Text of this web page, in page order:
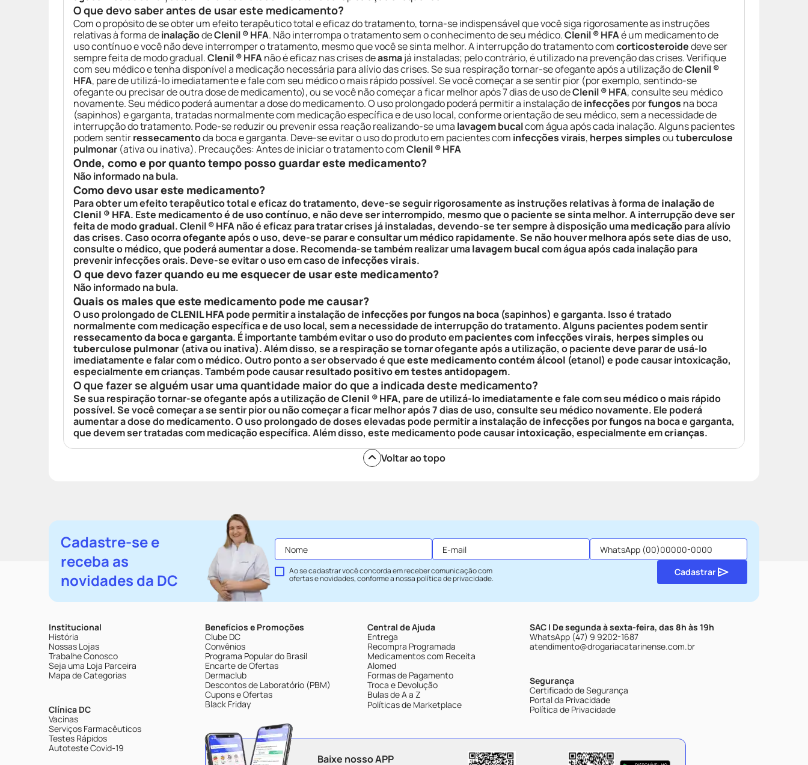
O que devo saber antes de usar este medicamento?
Com o propósito de se obter um efeito terapêutico total e eficaz do tratamento, torna-se indispensável que você siga rigorosamente as instruções
relativas à forma deinalaçãodeClenil ® HFA. Não interrompa o tratamento sem o conhecimento de seu médico.Clenil ® HFAé um medicamento de
uso contínuo e você não deve interromper o tratamento, mesmo que você se sinta melhor. A interrupção do tratamento comcorticosteroidedeve ser
sempre feita de modo gradual.Clenil ® HFAnão é eficaz nas crises deasmajá instaladas; pelo contrário, é utilizado na prevenção das crises. Verifique
com seu médico e tenha disponível a medicação necessária para alívio das crises. Se sua respiração tornar-se ofegante após a utilização deClenil ®
HFA, pare de utilizá-lo imediatamente e fale com seu médico o mais rápido possível. Se você começar a se sentir pior (por exemplo, sentindo-se
ofegante ou precisar de outra dose de medicamento), ou se você não começar a ficar melhor após 7 dias de uso deClenil ® HFA, consulte seu médico
novamente. Seu médico poderá aumentar a dose do medicamento. O uso prolongado poderá permitir a instalação deinfecções porfungos na boca
(sapinhos) e garganta, tratadas normalmente com medicação específica e de uso local, conforme orientação de seu médico, sem a necessidade de
interrupção do tratamento. Pode-se reduzir ou prevenir essa reação realizando-se uma lavagem bucalcom água após cada inalação. Alguns pacientes
podem sentirressecamentoda boca e garganta. Deve-se evitar o uso do produto em pacientes com infecções virais, herpes simplesoutuberculose
pulmonar (ativa ou inativa). Precauções: Antes de iniciar o tratamento comClenil ® HFA
Onde, como e por quanto tempo posso guardar este medicamento?
Não informado na bula.
Como devo usar este medicamento?
Para obter um efeito terapêutico total e eficaz do tratamento, deve-se seguir rigorosamente as instruções relativas à forma de inalaçãode
Clenil ® HFA. Este medicamento é de uso contínuo, e não deve ser interrompido, mesmo que o paciente se sinta melhor. A interrupção deve ser
feita de modogradual. Clenil ® HFA não é eficaz para tratar crises já instaladas, devendo-se ter sempre à disposição umamedicaçãopara alívio
das crises. Caso ocorraofeganteapós o uso, deve-se parar e consultar um médico rapidamente. Se não houver melhora após sete dias de uso,
consulte o médico, que poderá aumentar a dose. Recomenda-se também realizar umalavagem bucalcom água após cada inalação para
prevenir infecções orais. Deve-se evitar o uso em caso de infecções virais.
O que devo fazer quando eu me esquecer de usar este medicamento?
Não informado na bula.
Quais os males que este medicamento pode me causar?
O uso prolongado deCLENIL HFApode permitir a instalação de infecções por fungos na boca (sapinhos) e garganta. Isso é tratado
normalmente com medicação específica e de uso local, sem a necessidade de interrupção do tratamento. Alguns pacientes podem sentir
ressecamento da boca e garganta. É importante também evitar o uso do produto empacientes com infecções virais, herpes simplesou
tuberculose pulmonar (ativa ou inativa). Além disso, se a respiração se tornar ofegante após a utilização, o paciente deve parar de usá-lo
imediatamente e falar com o médico. Outro ponto a ser observado é queeste medicamento contém álcool (etanol) e pode causar intoxicação,
especialmente em crianças. Também pode causarresultado positivo em testes antidopagem.
O que fazer se alguém usar uma quantidade maior do que a indicada deste medicamento?
Se sua respiração tornar-se ofegante após a utilização deClenil ®HFA, pare de utilizá-lo imediatamente e fale com seu médicoo mais rápido
possível. Se você começar a se sentir pior ou não começar a ficar melhor após 7 dias de uso, consulte seu médico novamente. Ele poderá
aumentar a dose do medicamento. O uso prolongado de doses elevadas pode permitir a instalação de infecções porfungos na boca e garganta,
que devem ser tratadas com medicação específica. Além disso, este medicamento pode causarintoxicação, especialmente emcrianças.
Voltar ao topo
Cadastre-se e
receba as
novidades da DC
Ao se cadastrar você concorda em receber comunicação com
ofertas e novidades, conforme a nossapolítica de privacidade.
Cadastrar
Institucional
História
Nossas Lojas
Trabalhe Conosco
Seja uma Loja Parceira
Mapa de Categorias
Clínica DC
Vacinas
Serviços Farmacêuticos
Testes Rápidos
Autoteste Covid-19
Benefícios e Promoções
Clube DC
Convênios
Programa Popular do Brasil
Encarte de Ofertas
Dermaclub
Descontos de Laboratório (PBM)
Cupons e Ofertas
Black Friday
Central de Ajuda
Entrega
Recompra Programada
Medicamentos com Receita
Alomed
Formas de Pagamento
Troca e Devolução
Bulas de A a Z
Políticas de Marketplace
SAC | De segunda à sexta-feira, das 8h às 19h
WhatsApp (47) 9 9202-1687
atendimento@drogariacatarinense.com.br
Segurança
Certificado de Segurança
Portal da Privacidade
Política de Privacidade
Baixe nosso APP